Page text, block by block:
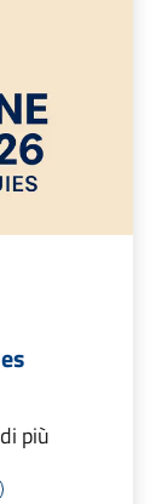
più